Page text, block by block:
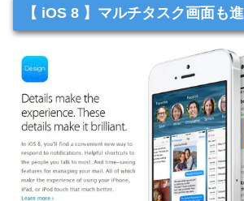
【 iOS 8 】マルチタスク画面も進